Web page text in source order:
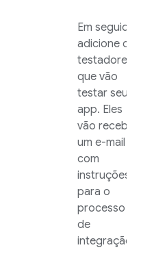
Em seguida,
adicione os
testadores
que vão
testar seu
app. Eles
vão receber
um e-mail
com
instruções
para o
processo
de
integração.